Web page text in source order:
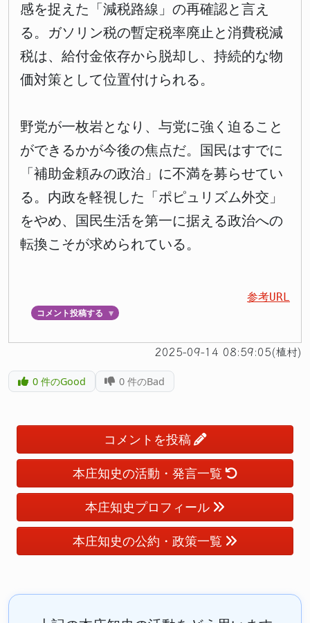
感を捉えた「減税路線」の再確認と言え
る。ガソリン税の暫定税率廃止と消費税減
税は、給付金依存から脱却し、持続的な物
価対策として位置付けられる。
野党が一枚岩となり、与党に強く迫ること
ができるかが今後の焦点だ。国民はすでに
「補助金頼みの政治」に不満を募らせてい
る。内政を軽視した「ポピュリズム外交」
をやめ、国民生活を第一に据える政治への
転換こそが求められている。
参考URL
コメント投稿する ▼
2025-09-14 08:59:05(植村)
0件のGood 0 件のBad
コメントを投稿
本庄知史の活動・発言一覧
本庄知史プロフィール
本庄知史の公約・政策一覧